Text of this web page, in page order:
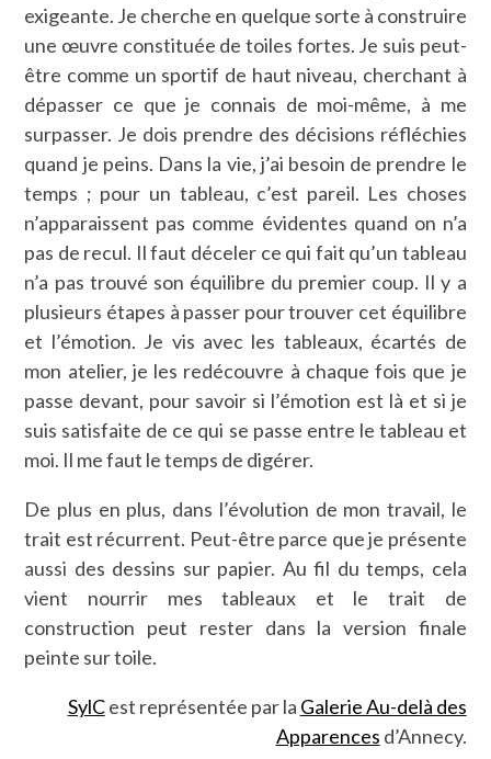
exigeante. Je cherche en quelque sorte à construire
une œuvre constituée de toiles fortes. Je suis peut-
être comme un sportif de haut niveau, cherchant à
dépasser ce que je connais de moi-même, à me
surpasser. Je dois prendre des décisions réfléchies
quand je peins. Dans la vie, j’ai besoin de prendre le
temps ; pour un tableau, c’est pareil. Les choses
n’apparaissent pas comme évidentes quand on n’a
pas de recul. Il faut déceler ce qui fait qu’un tableau
n’a pas trouvé son équilibre du premier coup. Il y a
plusieurs étapes à passer pour trouver cet équilibre
et l’émotion. Je vis avec les tableaux, écartés de
mon atelier, je les redécouvre à chaque fois que je
passe devant, pour savoir si l’émotion est là et si je
suis satisfaite de ce qui se passe entre le tableau et
moi. Il me faut le temps de digérer.
De plus en plus, dans l’évolution de mon travail, le
trait est récurrent. Peut-être parce que je présente
aussi des dessins sur papier. Au fil du temps, cela
vient nourrir mes tableaux et le trait de
construction peut rester dans la version finale
peinte sur toile.
SylCest représentée par la Galerie Au-delà des
Apparences d’Annecy.